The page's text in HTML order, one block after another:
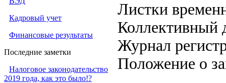
Кадровый учет
Финансовые результаты
Последние заметки
Налоговое законодательство
2019 года, как это было!?
Листки
Коллективный
Журнал
Положение о